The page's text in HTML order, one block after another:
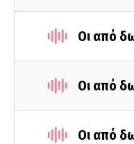
Οι από
Οι από
Οι από